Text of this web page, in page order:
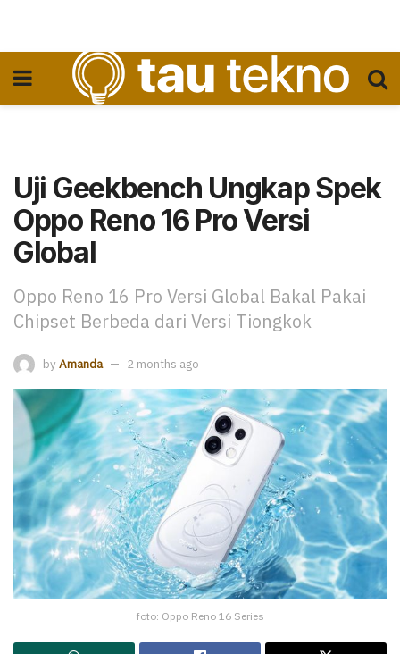
Uji Geekbench Ungkap Spek
Oppo Reno 16 Pro Versi
Global
Oppo Reno 16 Pro Versi Global Bakal Pakai
Chipset Berbeda dari Versi Tiongkok
by Amanda 2 months ago
foto: Oppo Reno 16 Series